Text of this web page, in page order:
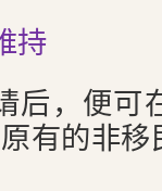
持
后，便可
有的非